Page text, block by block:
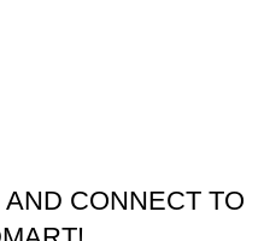
CONNECT TO